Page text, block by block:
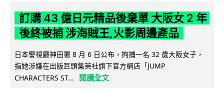
訂購 43 億日元精品後棄單 大阪女 2 年
後終被捕 涉海賊王,火影周邊產品
日本警視廳神田署 8 月 6 日公布，拘捕一名 32 歲大阪女子，
指她涉嫌在出版巨頭集英社旗下官方網店「JUMP
CHARACTERS ST...
閱讀全文